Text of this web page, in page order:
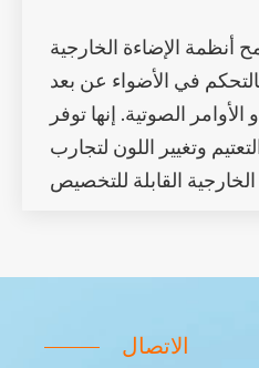
أنظمة الإضاءة الخارجية
في الأضواء عن بعد
الصوتية. إنها توفر
وتغيير اللون لتجارب
الاتصال